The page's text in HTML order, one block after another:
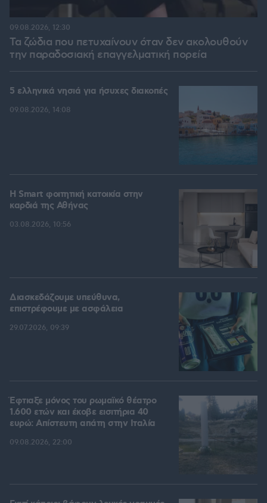
Τα ζώδια που πετυχαίνουν όταν δεν ακολουθούν
την παραδοσιακή επαγγελματική πορεία
09.08.2026, 12:30
5 ελληνικά νησιά για ήσυχες διακοπές
09.08.2026, 14:08
Η Smart φοιτητική κατοικία στην
καρδιά της Αθήνας
03.08.2026, 10:56
Διασκεδάζουμε υπεύθυνα,
επιστρέφουμε με ασφάλεια
29.07.2026, 09:39
Έφτιαξε μόνος του ρωμαϊκό θέατρο
1.600 ετών και έκοβε εισιτήρια 40
ευρώ: Απίστευτη απάτη στην Ιταλία
09.08.2026, 22:00